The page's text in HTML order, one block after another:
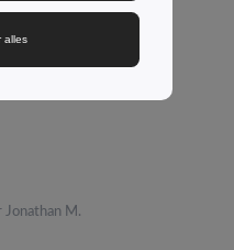
Charlie M.
drankjes koel,
Jonathan M.
alles